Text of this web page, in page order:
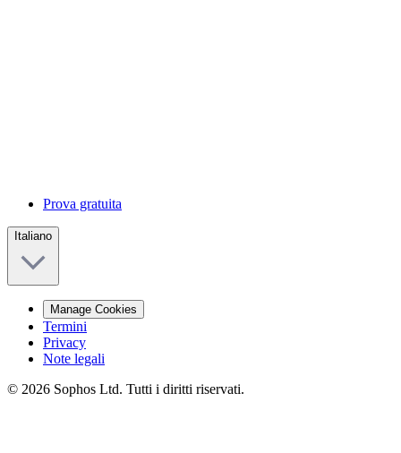
Prova gratuita
Italiano
Manage Cookies
Termini
Privacy
Note legali
© 2026 Sophos Ltd. Tutti i diritti riservati.